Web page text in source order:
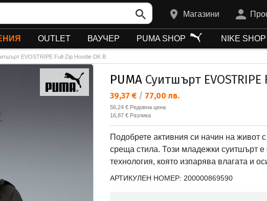
Магазини
OUTLET ВАУЧЕР PUMA SHOP NIKE SHOP
EVOSTRIPE Full-Zip Hoodie DK B
PUMA Суитшърт
Текуща цена:
39,37 € / 77,00 лв.
Редовна цена:
56,24 € Редовна цена
Спестявате:
16,87 € Разлика
Подобрете активния си начин на живот
среща стила. Този младежки суитшърт е
технология, която изпарява влагата и
АРТИКУЛЕН НОМЕР: 200000869590